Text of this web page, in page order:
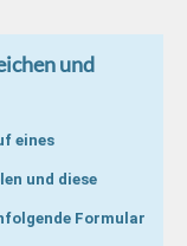
und
eines
und diese
Formular